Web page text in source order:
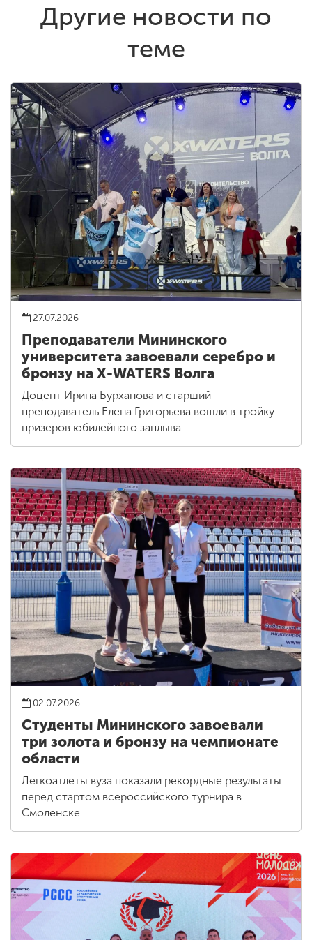
Другие новости по
теме
27.07.2026
Преподаватели Мининского
университета завоевали серебро и
бронзу на X-WATERS Волга
Доцент Ирина Бурханова и старший
преподаватель Елена Григорьева вошли в тройку
призеров юбилейного заплыва
02.07.2026
Студенты Мининского завоевали
три золота и бронзу на чемпионате
области
Легкоатлеты вуза показали рекордные результаты
перед стартом всероссийского турнира в
Смоленске